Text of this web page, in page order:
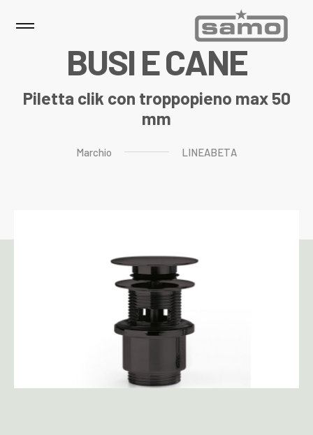
BUSIECANE
Piletta clik con troppopieno max 50
mm
Marchio LINEABETA